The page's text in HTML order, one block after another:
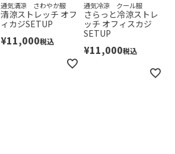
通気清涼 さわやか服
清涼ストレッチ オフ
ィカジSETUP
¥11,000税込
通気冷涼 クール服
さらっと冷涼ストレ
ッチ オフィスカジ
SETUP
¥11,000税込